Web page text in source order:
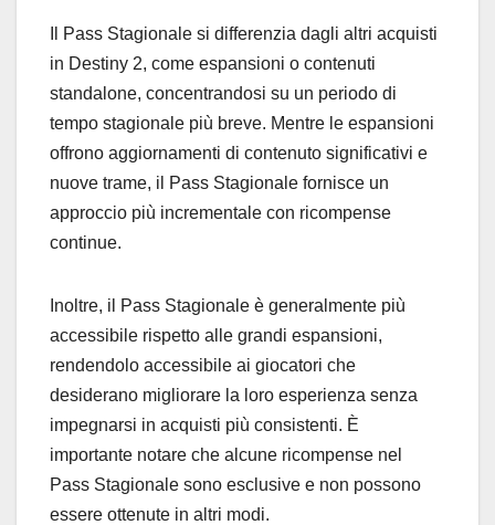
Il Pass Stagionale si differenzia dagli altri acquisti
in Destiny 2, come espansioni o contenuti
standalone, concentrandosi su un periodo di
tempo stagionale più breve. Mentre le espansioni
offrono aggiornamenti di contenuto significativi e
nuove trame, il Pass Stagionale fornisce un
approccio più incrementale con ricompense
continue.
Inoltre, il Pass Stagionale è generalmente più
accessibile rispetto alle grandi espansioni,
rendendolo accessibile ai giocatori che
desiderano migliorare la loro esperienza senza
impegnarsi in acquisti più consistenti. È
importante notare che alcune ricompense nel
Pass Stagionale sono esclusive e non possono
essere ottenute in altri modi.